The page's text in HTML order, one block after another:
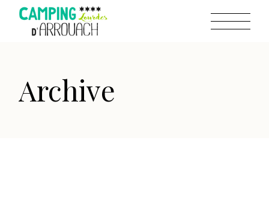
content
Archive